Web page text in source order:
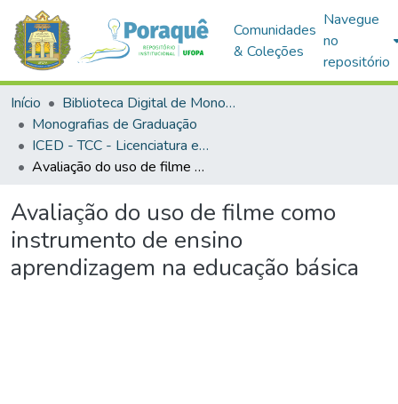
Comunidades
& Coleções
Navegue
no
repositório
Início
Biblioteca Digital de Monografias (BDM)
Monografias de Graduação
ICED - TCC - Licenciatura em Ciências Biológicas
Avaliação do uso de filme como instrumento de ensino aprendizagem na educação básica
Avaliação do uso de filme como
instrumento de ensino
aprendizagem na educação básica